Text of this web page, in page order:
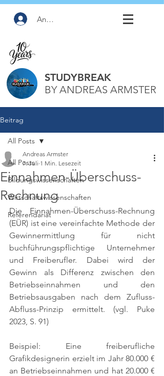
Anmelden
STUDYBREAK
BY ANDREAS ARMSTER
Beitrag
All Posts
Bildungswissenschaften
Wirtschaftswissenschaften
Referendariat
All Posts
Einnahmen-Überschuss-
Rechnung
Andreas Armster
7. Juli 1 Min. Lesezeit
Die Einnahmen-Überschuss-Rechnung
(EÜR) ist eine vereinfachte Methode der
Gewinnermittlung für nicht
buchführungspflichtige Unternehmer
und Freiberufler. Dabei wird der
Gewinn als Differenz zwischen den
Betriebseinnahmen und den
Betriebsausgaben nach dem Zufluss-
Abfluss-Prinzip ermittelt. (vgl. Puke
2023, S. 91)
Beispiel: Eine freiberufliche
Grafikdesignerin erzielt im Jahr 80.000 €
an Betriebseinnahmen und hat 20.000 €